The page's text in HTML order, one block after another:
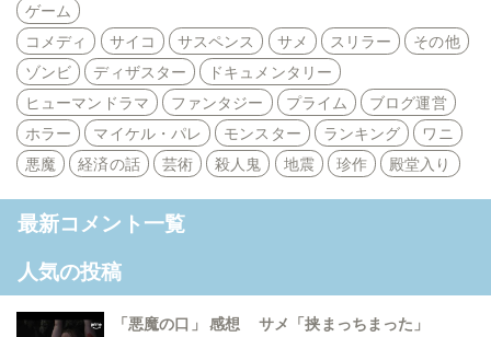
ゲーム
コメディ
サイコ サスペンス サメ スリラー
その他
ゾンビ
ディザスター
ドキュメンタリー
ヒューマンドラマ
ファンタジー プライム
ブログ運営
ホラー
マイケル・パレ モンスター ランキング
ワニ
悪魔
経済の話 芸術 殺人鬼 地震 珍作 殿堂入り
最新コメント一覧
人気の投稿
「悪魔の口」 感想 サメ「挟まっちまった」